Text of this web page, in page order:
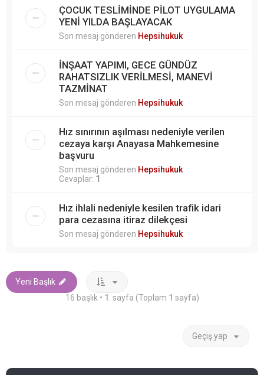
ÇOCUK TESLİMİNDE PİLOT UYGULAMA
YENİ YILDA BAŞLAYACAK
Son mesaj gönderen Hepsihukuk
İNŞAAT YAPIMI, GECE GÜNDÜZ
RAHATSIZLIK VERİLMESİ, MANEVİ
TAZMİNAT
Son mesaj gönderen Hepsihukuk
Hız sınırının aşılması nedeniyle verilen
cezaya karşı Anayasa Mahkemesine
başvuru
Son mesaj gönderen Hepsihukuk
Cevaplar: 1
Hız ihlali nedeniyle kesilen trafik idari
para cezasına itiraz dilekçesi
Son mesaj gönderen Hepsihukuk
Yeni Başlık
16 başlık • 1 . sayfa (Toplam 1 sayfa)
Geçiş yap